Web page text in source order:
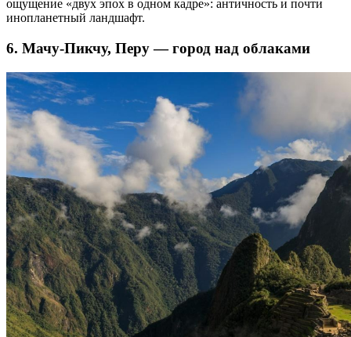
ощущение «двух эпох в одном кадре»: античность и почти
инопланетный ландшафт.
6. Мачу-Пикчу, Перу — город над облаками